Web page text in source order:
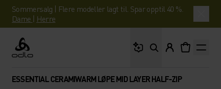
Sommersalg | Flere modeller lagt til. Spar opptil 40 %.
Dame | Herre
Odlo
ESSENTIAL CERAMIWARM LØPE MID LAYER HALF-ZIP